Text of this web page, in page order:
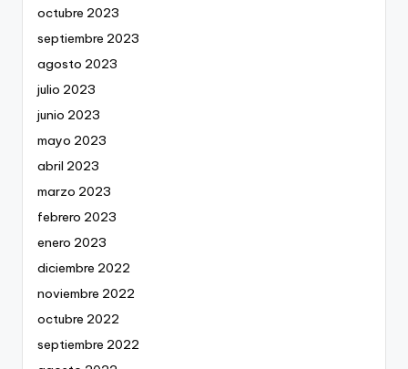
octubre 2023
septiembre 2023
agosto 2023
julio 2023
junio 2023
mayo 2023
abril 2023
marzo 2023
febrero 2023
enero 2023
diciembre 2022
noviembre 2022
octubre 2022
septiembre 2022